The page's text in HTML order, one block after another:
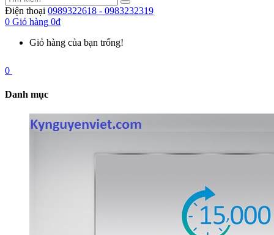
Điện thoại 0989322618 - 0983232319
0 Giỏ hàng 0đ
Giỏ hàng của bạn trống!
0
Danh mục